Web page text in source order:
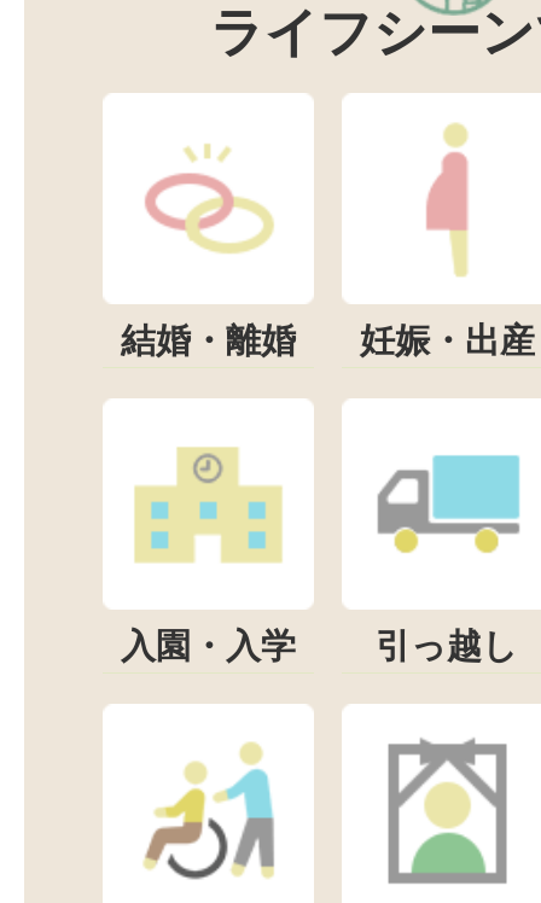
ライフシー
結婚・離婚 妊娠・出産
入園・入学 引っ越し